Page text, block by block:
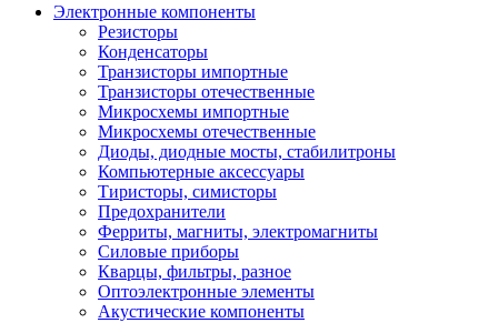
Электронные компоненты
Резисторы
Конденсаторы
Транзисторы импортные
Транзисторы отечественные
Микросхемы импортные
Микросхемы отечественные
Диоды, диодные мосты, стабилитроны
Компьютерные аксессуары
Тиристоры, симисторы
Предохранители
Ферриты, магниты, электромагниты
Силовые приборы
Кварцы, фильтры, разное
Оптоэлектронные элементы
Акустические компоненты